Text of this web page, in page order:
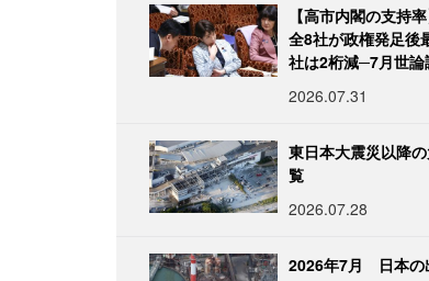
【高市内閣の支持率
全8社が政権発足後
社は2桁減─7月世論
2026.07.31
東日本大震災以降
覧
2026.07.28
2026年7月 日本の